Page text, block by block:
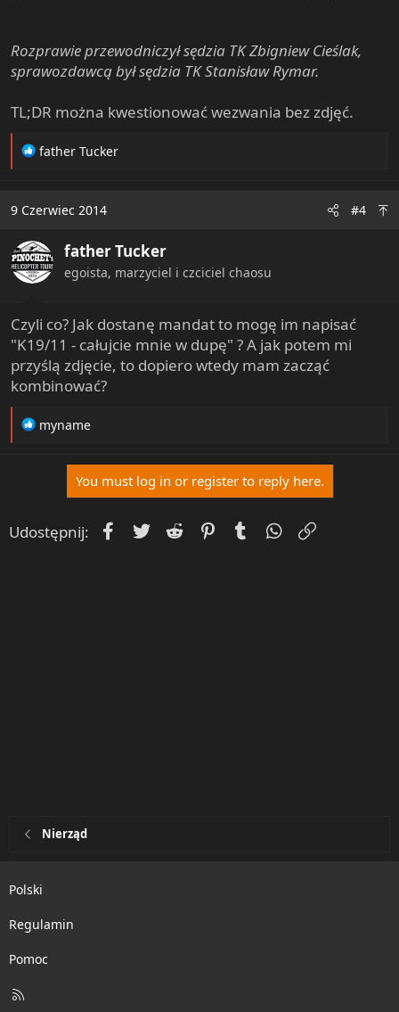
Rozprawie przewodniczył sędzia TK Zbigniew Cieślak,
sprawozdawcą był sędzia TK Stanisław Rymar.
TL;DR można kwestionować wezwania bez zdjęć.
R
t
o
n
s
father Tucker
9 Czerwiec 2014 #4
father Tucker
egoista, marzyciel i czciciel chaosu
Czyli co? Jak dostanę mandat to mogę im napisać
"K19/11 - całujcie mnie w dupę" ? A jak potem mi
przyślą zdjęcie, to dopiero wtedy mam zacząć
kombinować?
R
n
myname
You must log in or register to reply here.
Udostępnij: Facebook
Twitter Reddit PinterestTumblrWhatsApp
Nierząd
Polski
Regulamin
Pomoc
R